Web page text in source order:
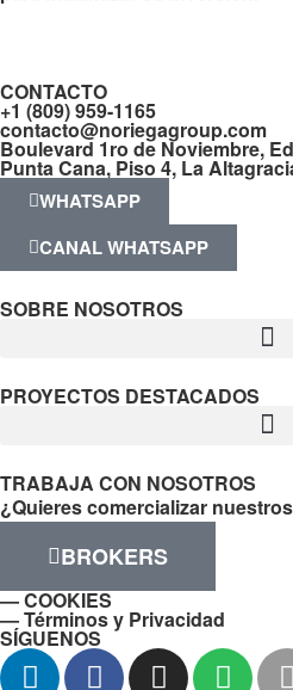
CONTACTO
+1 (809) 959-1165
contacto@noriegagroup.com
Boulevard 1ro de Noviembre,
Punta Cana, Piso 4, La
WHATSAPP
CANAL WHATSAPP
SOBRE NOSOTROS
PROYECTOS DESTACADOS
TRABAJA CON NOSOTROS
¿Quieres comercializar
BROKERS
— COOKIES
— Términos y Privacidad
SÍGUENOS